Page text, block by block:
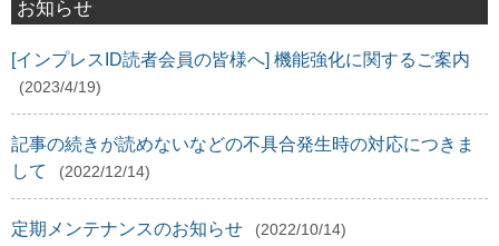
お知らせ
[インプレスID読者会員の皆様へ] 機能強化に関するご案内
(2023/4/19)
記事の続きが読めないなどの不具合発生時の対応につきま
して
(2022/12/14)
定期メンテナンスのお知らせ (2022/10/14)